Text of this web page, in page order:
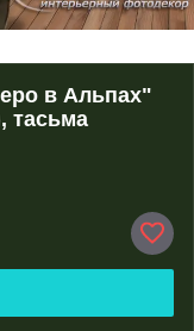
в Альпах"
тасьма